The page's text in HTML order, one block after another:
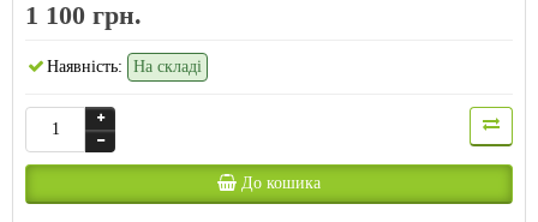
1 100 грн.
Наявність: На складі
До кошика